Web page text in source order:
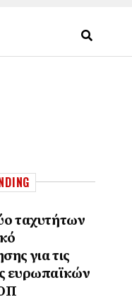
ταχυτήτων
για τις
ευρωπαϊκών